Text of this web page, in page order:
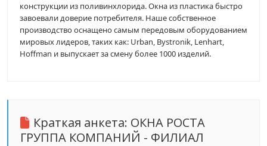
конструкции из поливинхлорида. Окна из пластика быстро
завоевали доверие потребителя. Наше собственное
производство оснащено самым передовым оборудованием
мировых лидеров, таких как: Urban, Bystronik, Lenhart,
Hoffman и выпускает за смену более 1000 изделий.
Краткая анкета: ОКНА РОСТА
ГРУППА КОМПАНИЙ - ФИЛИАЛ